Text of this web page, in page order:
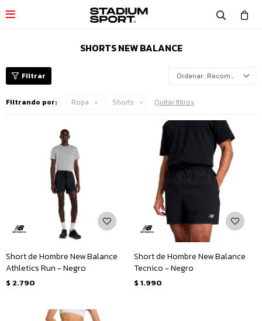

SHORTS NEW BALANCE
Recomendados
Filtrando por: Ropa Shorts Quitar filtros
Short de Hombre New Balance
Athletics Run - Negro
$ 2.790
Short de Hombre New Balance
Tecnico - Negro
$ 1.990